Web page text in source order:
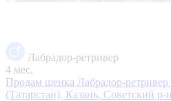
Лабрадор-ретривер
4 мес.
Продам щенка Лабрадор-ретривер
(Татарстан), Казань, Советский